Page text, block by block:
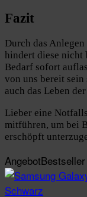
Fazit
Durch das
hindert diese nicht
Bedarf sofort
von uns bereit
auch das Leben
Lieber eine
mitführen, um bei
erschöpft
AngebotBestseller